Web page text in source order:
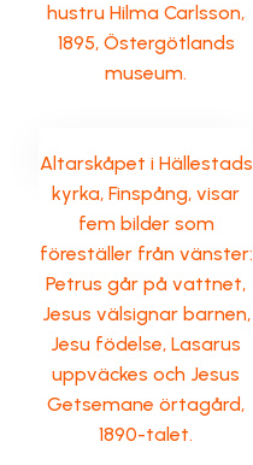
hustru Hilma Carlsson,
1895, Östergötlands
museum.
Altarskåpet i Hällestads
kyrka, Finspång, visar
fem bilder som
föreställer från vänster:
Petrus går på vattnet,
Jesus välsignar barnen,
Jesu födelse, Lasarus
uppväckes och Jesus
Getsemane örtagård,
1890-talet.